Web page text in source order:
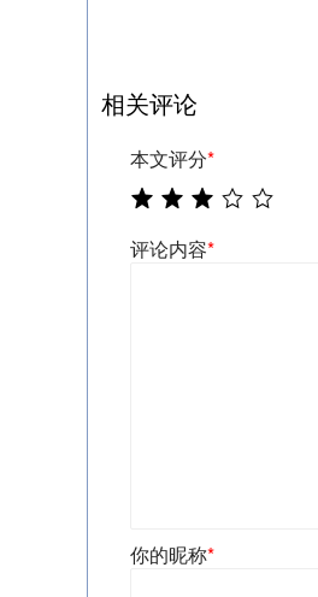
相关评论
本文评分*
评论内容*
你的昵称*